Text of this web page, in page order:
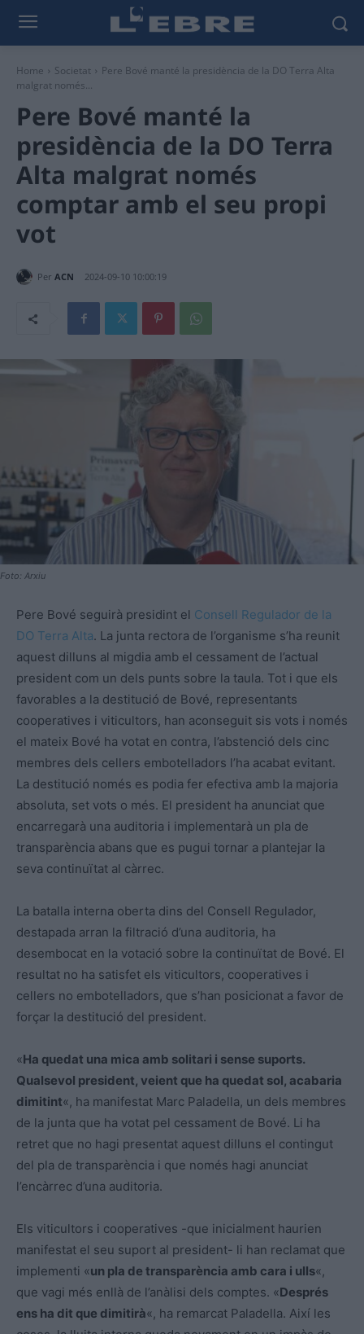
Home Societat
Pere Bové manté la presidència de la DO Terra Alta
malgrat només...
Pere Bové manté la
presidència de la DO Terra
Alta malgrat només
comptar amb el seu propi
vot
Per ACN 2024-09-10 10:00:19
Foto: Arxiu
Pere Bové seguirà presidint el Consell Regulador de la
DO Terra Alta. La junta rectora de l’organisme s’ha reunit
aquest dilluns al migdia amb el cessament de l’actual
president com un dels punts sobre la taula. Tot i que els
favorables a la destitució de Bové, representants
cooperatives i viticultors, han aconseguit sis vots i només
el mateix Bové ha votat en contra, l’abstenció dels cinc
membres dels cellers embotelladors l’ha acabat evitant.
La destitució només es podia fer efectiva amb la majoria
absoluta, set vots o més. El president ha anunciat que
encarregarà una auditoria i implementarà un pla de
transparència abans que es pugui tornar a plantejar la
seva continuïtat al càrrec.
La batalla interna oberta dins del Consell Regulador,
destapada arran la filtració d’una auditoria, ha
desembocat en la votació sobre la continuïtat de Bové. El
resultat no ha satisfet els viticultors, cooperatives i
cellers no embotelladors, que s’han posicionat a favor de
forçar la destitució del president.
«Ha quedat una mica amb solitari i sense suports.
Qualsevol president, veient que ha quedat sol, acabaria
dimitint«, ha manifestat Marc Paladella, un dels membres
de la junta que ha votat pel cessament de Bové. Li ha
retret que no hagi presentat aquest dilluns el contingut
del pla de transparència i que només hagi anunciat
l’encàrrec d’una auditoria.
Els viticultors i cooperatives -que inicialment haurien
manifestat el seu suport al president- li han reclamat que
implementi «un pla de transparència amb cara i ulls«,
que vagi més enllà de l’anàlisi dels comptes. «Després
ens ha dit que dimitirà«, ha remarcat Paladella. Així les